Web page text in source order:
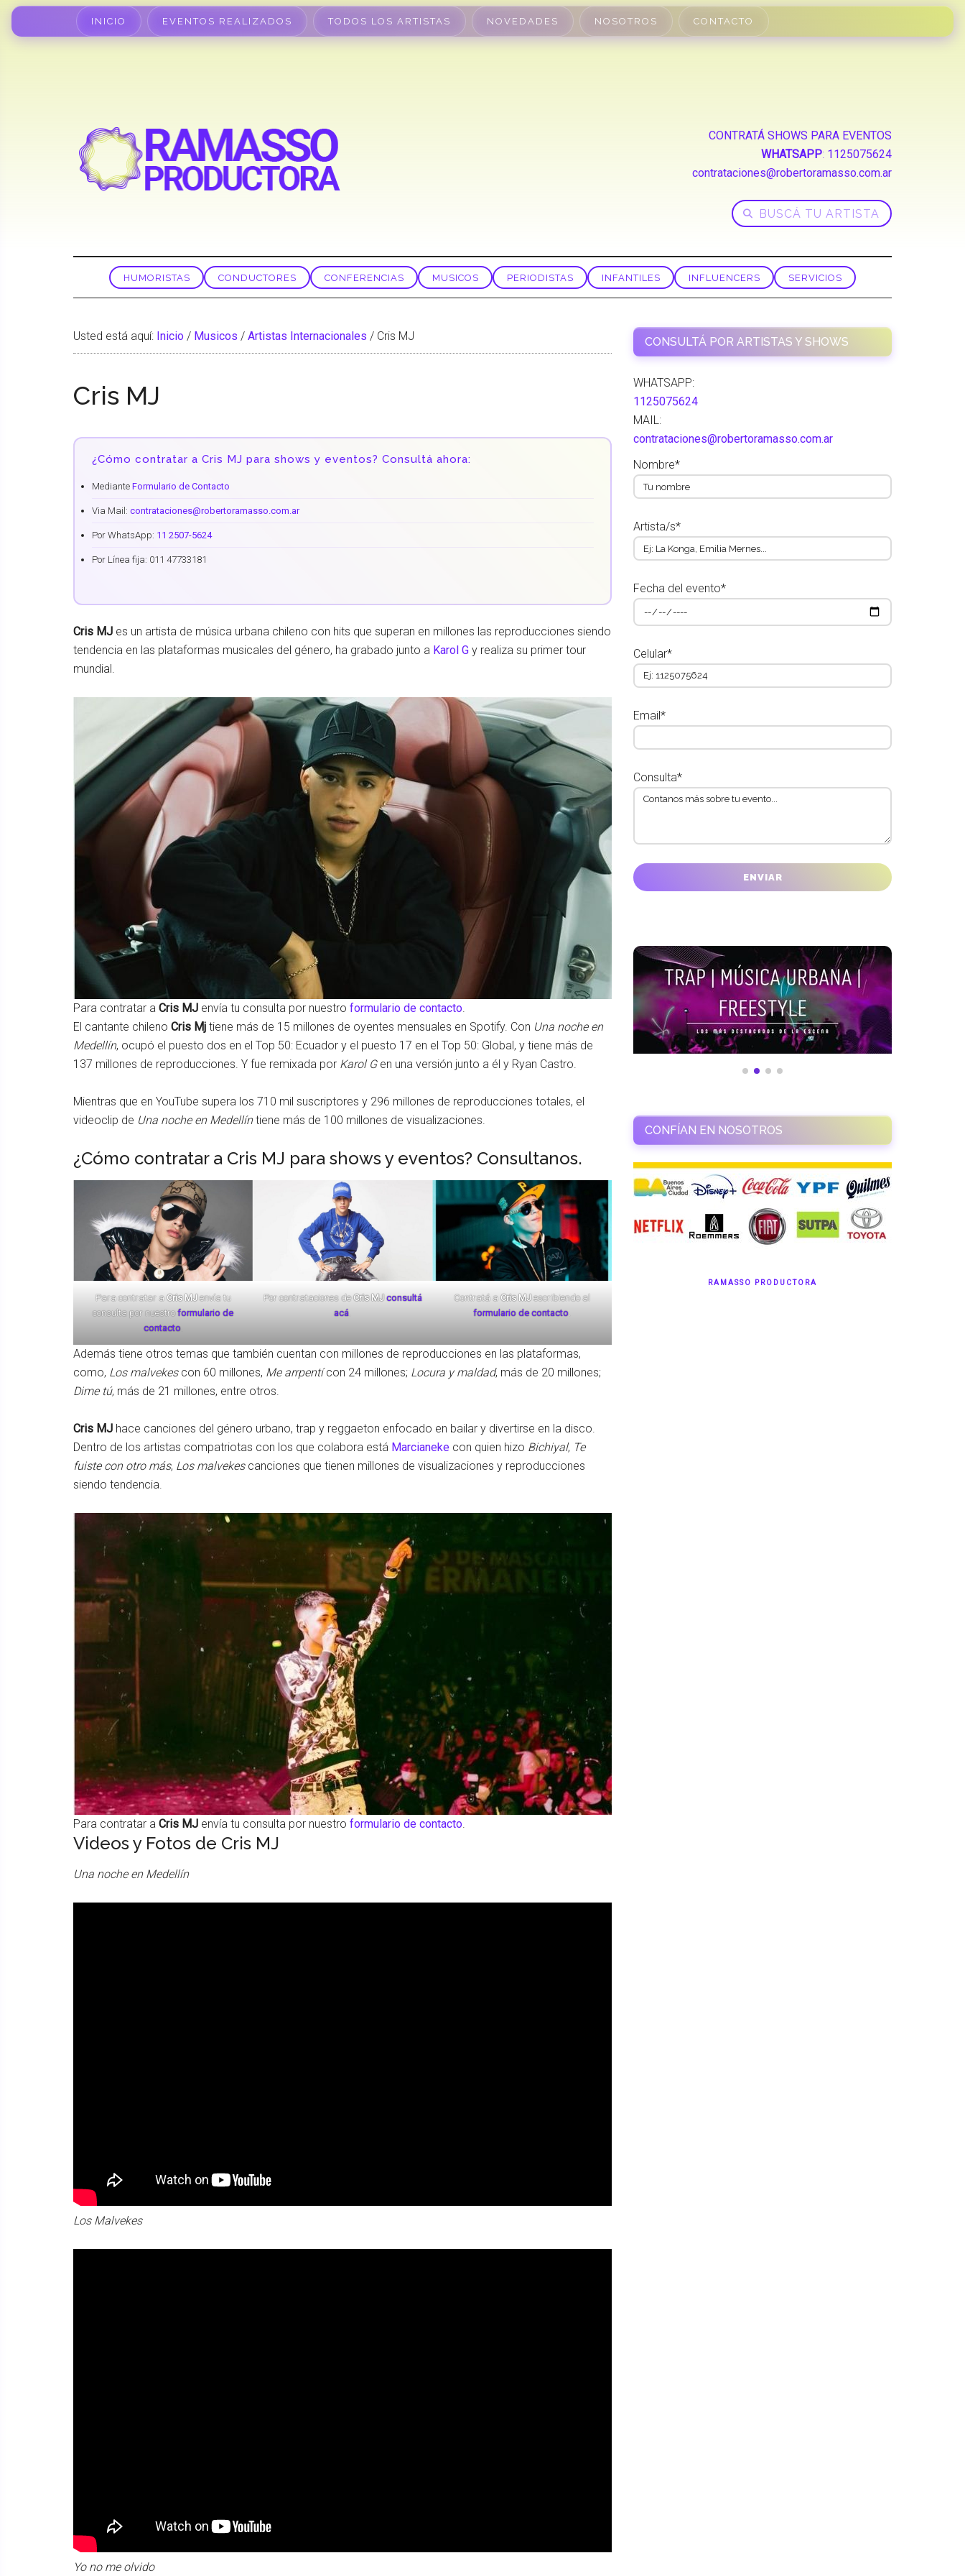
INICIO EVENTOS REALIZADOS TODOS LOS ARTISTAS NOVEDADES NOSOTROS CONTACTO
CONTRATÁ SHOWS PARA EVENTOS
WHATSAPP: 1125075624
contrataciones@robertoramasso.com.ar
HUMORISTAS CONDUCTORES CONFERENCIAS MUSICOS PERIODISTAS INFANTILES INFLUENCERS SERVICIOS
Usted está aquí: Inicio / Musicos / Artistas Internacionales / Cris MJ
Cris MJ
¿Cómo contratar a Cris MJ para shows y eventos? Consultá ahora:
Mediante Formulario de Contacto
Via Mail: contrataciones@robertoramasso.com.ar
Por WhatsApp: 11 2507-5624
Por Línea fija: 011 47733181
Cris MJ es un artista de música urbana chileno con hits que superan en millones las reproducciones siendo
tendencia en las plataformas musicales del género, ha grabado junto a Karol G y realiza su primer tour
mundial.
Para contratar a Cris MJ envía tu consulta por nuestro formulario de contacto.
El cantante chileno Cris Mj tiene más de 15 millones de oyentes mensuales en Spotify. Con Una noche en
Medellín, ocupó el puesto dos en el Top 50: Ecuador y el puesto 17 en el Top 50: Global, y tiene más de
137 millones de reproducciones. Y fue remixada por Karol Gen una versión junto a él y Ryan Castro.
Mientras que en YouTube supera los 710 mil suscriptores y 296 millones de reproducciones totales, el
videoclip de Una noche en Medellíntiene más de 100 millones de visualizaciones.
¿Cómo contratar a Cris MJ para shows y eventos? Consultanos.
Para contratar a Cris MJ envía tu
consulta por nuestroformulario de
contacto.
Por contrataciones deCris MJ consultá
acá.
Contratá a Cris MJ escribiendo al
formulario de contacto
Además tiene otros temas que también cuentan con millones de reproducciones en las plataformas,
como, Los malvekescon 60 millones, Me arrpentícon 24 millones; Locura y maldad, más de 20 millones;
Dime tú, más de 21 millones, entre otros.
Cris MJ hace canciones del género urbano, trap y reggaeton enfocado en bailar y divertirse en la disco.
Dentro de los artistas compatriotas con los que colabora está Marcianeke con quien hizo Bichiyal, Te
fuiste con otro más, Los malvekescanciones que tienen millones de visualizaciones y reproducciones
siendo tendencia.
Para contratar a Cris MJ envía tu consulta por nuestro formulario de contacto.
Videos y Fotos de Cris MJ
Una noche en Medellín
Los Malvekes
Yo no me olvido
CONSULTÁ POR ARTISTAS Y SHOWS
WHATSAPP:
1125075624
MAIL:
contrataciones@robertoramasso.com.ar
Nombre*
Artista/s*
Fecha del evento*
Celular*
Email*
Consulta*
CONFÍAN EN NOSOTROS
RAMASSO PRODUCTORA